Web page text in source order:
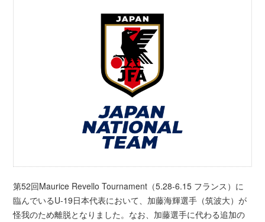
第52回Maurice Revello Tournament（5.28-6.15 フランス）に
臨んでいるU-19日本代表において、加藤海輝選手（筑波大）が
怪我のため離脱となりました。なお、加藤選手に代わる追加の